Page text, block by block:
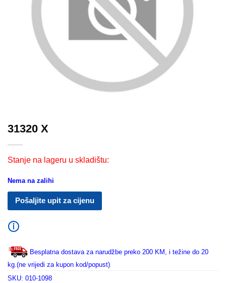
31320 X
Stanje na lageru u skladištu:
Nema na zalihi
Pošaljite upit za cijenu
Besplatna dostava za narudžbe preko 200 KM, i težine do 20
kg.(ne vrijedi za kupon kod/popust)
SKU: 010-1098